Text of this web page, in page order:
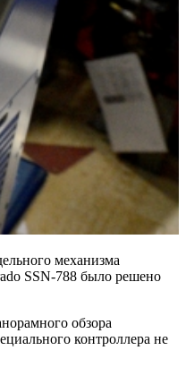
механизма
SSN-788 было решено
обзора
контроллера не